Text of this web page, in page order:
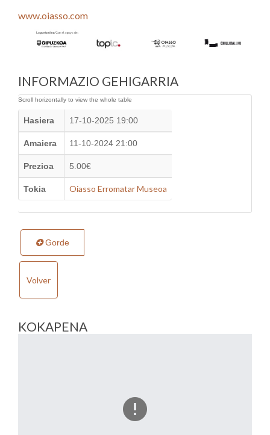
www.oiasso.com
INFORMAZIO GEHIGARRIA
Hasiera 17-10-2025 19:00
Amaiera 11-10-2024 21:00
Prezioa 5.00€
Tokia Oiasso Erromatar Museoa
Gorde
Volver
KOKAPENA